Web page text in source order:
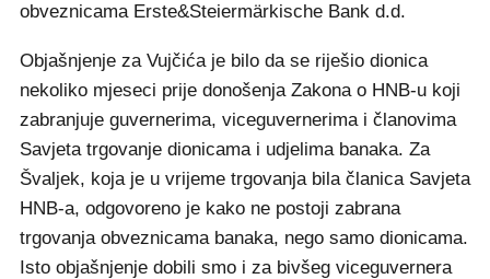
obveznicama Erste&Steiermärkische Bank d.d.
Objašnjenje za Vujčića je bilo da se riješio dionica
nekoliko mjeseci prije donošenja Zakona o HNB-u koji
zabranjuje guvernerima, viceguvernerima i članovima
Savjeta trgovanje dionicama i udjelima banaka. Za
Švaljek, koja je u vrijeme trgovanja bila članica Savjeta
HNB-a, odgovoreno je kako ne postoji zabrana
trgovanja obveznicama banaka, nego samo dionicama.
Isto objašnjenje dobili smo i za bivšeg viceguvernera